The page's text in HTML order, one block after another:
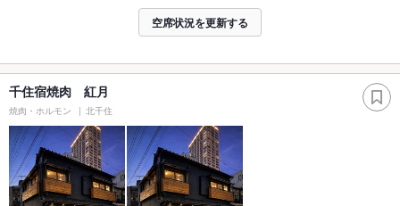
空席状況を更新する
千住宿焼肉 紅月
焼肉・ホルモン 北千住